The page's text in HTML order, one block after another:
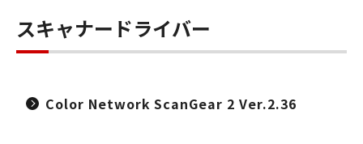
スキャナードライバー
Color Network ScanGear 2 Ver.2.36